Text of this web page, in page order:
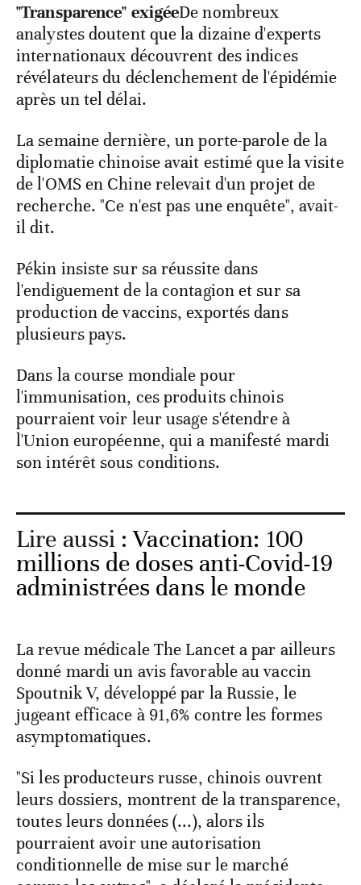
"Transparence" exigéeDe nombreux
analystes doutent que la dizaine d'experts
internationaux découvrent des indices
révélateurs du déclenchement de l'épidémie
après un tel délai.
La semaine dernière, un porte-parole de la
diplomatie chinoise avait estimé que la visite
de l'OMS en Chine relevait d'un projet de
recherche. "Ce n'est pas une enquête", avait-
il dit.
Pékin insiste sur sa réussite dans
l'endiguement de la contagion et sur sa
production de vaccins, exportés dans
plusieurs pays.
Dans la course mondiale pour
l'immunisation, ces produits chinois
pourraient voir leur usage s'étendre à
l'Union européenne, qui a manifesté mardi
son intérêt sous conditions.
Lire aussi :Vaccination: 100
millions de doses anti-Covid-19
administrées dans le monde
La revue médicale The Lancet a par ailleurs
donné mardi un avis favorable au vaccin
Spoutnik V, développé par la Russie, le
jugeant efficace à 91,6% contre les formes
asymptomatiques.
"Si les producteurs russe, chinois ouvrent
leurs dossiers, montrent de la transparence,
toutes leurs données (...), alors ils
pourraient avoir une autorisation
conditionnelle de mise sur le marché